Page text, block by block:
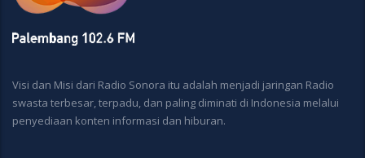
Visi dan Misi dari Radio Sonora itu adalah menjadi jaringan Radio
swasta terbesar, terpadu, dan paling diminati di Indonesia melalui
penyediaan konten informasi dan hiburan.